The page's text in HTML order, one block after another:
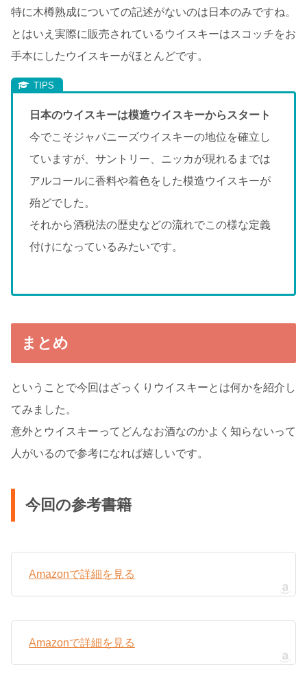
特に木樽熟成についての記述がないのは日本のみですね。
とはいえ実際に販売されているウイスキーはスコッチをお
手本にしたウイスキーがほとんどです。
日本のウイスキーは模造ウイスキーからスタート
今でこそジャパニーズウイスキーの地位を確立し
ていますが、サントリー、ニッカが現れるまでは
アルコールに香料や着色をした模造ウイスキーが
殆どでした。
それから酒税法の歴史などの流れでこの様な定義
付けになっているみたいです。
まとめ
ということで今回はざっくりウイスキーとは何かを紹介し
てみました。
意外とウイスキーってどんなお酒なのかよく知らないって
人がいるので参考になれば嬉しいです。
今回の参考書籍
Amazonで詳細を見る
Amazonで詳細を見る